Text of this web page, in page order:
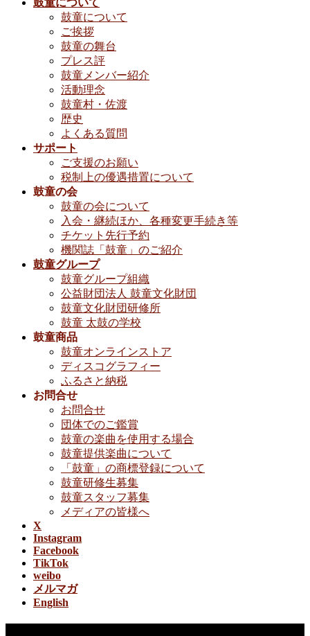
鼓童について
ご挨拶
鼓童の舞台
プレス評
鼓童メンバー紹介
活動理念
鼓童村・佐渡
歴史
よくある質問
サポート
ご支援のお願い
税制上の優遇措置について
鼓童の会
鼓童の会について
入会・継続ほか、各種変更手続き等
チケット先行予約
機関誌「鼓童」のご紹介
鼓童グループ
鼓童グループ組織
公益財団法人 鼓童文化財団
鼓童文化財団研修所
鼓童 太鼓の学校
鼓童商品
鼓童オンラインストア
ディスコグラフィー
ふるさと納税
お問合せ
お問合せ
団体でのご鑑賞
鼓童の楽曲を使用する場合
鼓童提供楽曲について
「鼓童」の商標登録について
鼓童研修生募集
鼓童スタッフ募集
メディアの皆様へ
X
Instagram
Facebook
TikTok
weibo
メルマガ
English